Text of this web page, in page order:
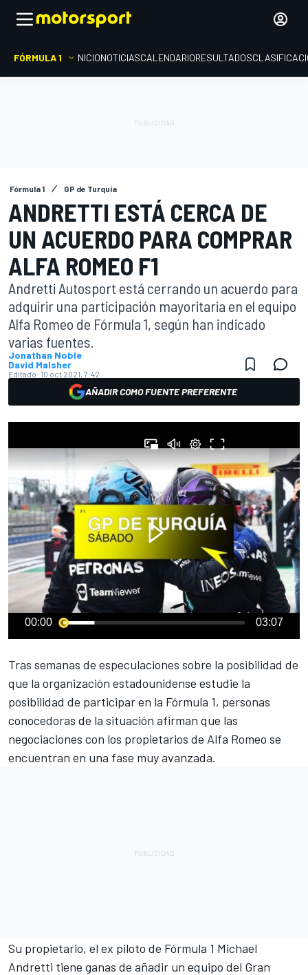
FÓRMULA 1 INICIONOTICIASCALENDARIORESULTADOS
Fórmula 1 GP de Turquía
ANDRETTI ESTÁ CERCA DE
UN ACUERDO PARA COMPRAR
ALFA ROMEO F1
Andretti Autosport está cerrando un acuerdo para
adquirir una participación mayoritaria en el equipo
Alfa Romeo de Fórmula 1, según han indicado
varias fuentes.
Jonathan Noble
David Malsher
Editado: 10 oct 2021, 7:42
AÑADIR COMO FUENTE PREFERENTE
00:00 03:07
Tras semanas de especulaciones sobre la posibilidad de
que la organización estadounidense estudie la
posibilidad de participar en la Fórmula 1, personas
conocedoras de la situación afirman que las
negociaciones con los propietarios de Alfa Romeo se
encuentran en una fase muy avanzada.
Su propietario, el ex piloto de Fórmula 1 Michael
Andretti tiene ganas de añadir un equipo del Gran